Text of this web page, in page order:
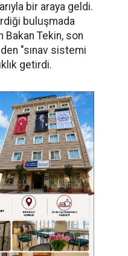
bir araya geldi.
buluşmada
Bakan Tekin, son
"sınav sistemi
getirdi.